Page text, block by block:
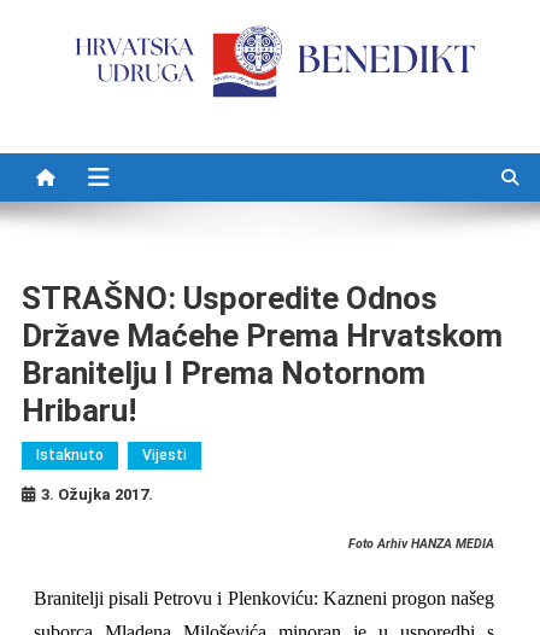
STRAŠNO: Usporedite Odnos
Države Maćehe Prema Hrvatskom
Branitelju I Prema Notornom
Hribaru!
Istaknuto Vijesti
3. Ožujka 2017.
Foto Arhiv HANZA MEDIA
Branitelji pisali Petrovu i Plenkoviću: Kazneni progon našeg